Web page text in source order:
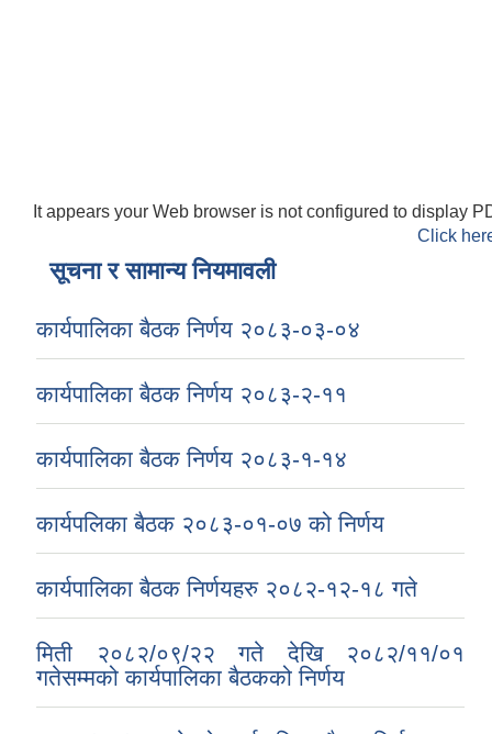
It appears your Web browser is not configured to display
Click
सूचना र सामान्य नियमावली
कार्यपालिका बैठक निर्णय २०८३-०३-०४
कार्यपालिका बैठक निर्णय २०८३-२-११
कार्यपालिका बैठक निर्णय २०८३-१-१४
कार्यपलिका बैठक २०८३-०१-०७ को निर्णय
कार्यपालिका बैठक निर्णयहरु २०८२-१२-१८ गते
मिती २०८२/०९/२२ गते देखि २०८२/११/०१
गतेसम्मको कार्यपालिका बैठकको निर्णय